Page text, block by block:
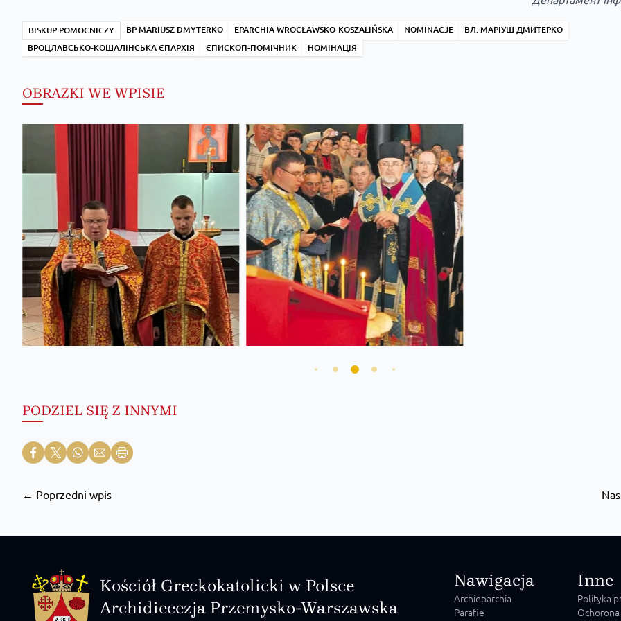
BISKUP POMOCNICZY BP MARIUSZ DMYTERKO EPARCHIA WROCŁAWSKO-KOSZALIŃSKA NOMINACJE
ВЛ. МАРІУШ ДМИТЕРКО
ВРОЦЛАВСЬКО-КОШАЛІНСЬКА ЄПАРХІЯ
ЄПИСКОП-ПОМІЧНИК НОМІНАЦІЯ
OBRAZKI WE WPISIE
PODZIEL SIĘ Z INNYMI
← Poprzedni wpis
Kościół Greckokatolicki w Polsce
Archidiecezja Przemysko-Warszawska
Nawigacja
Archieparchia
Parafie
Inne
Polityka